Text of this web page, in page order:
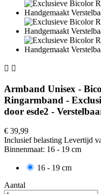
 
Armband Unisex -
Ringarmband -
door esde2 -
€ 39,99
Inclusief belasting Levertijd
Binnenmaat: 16 - 19 cm
16 - 19 cm
Aantal